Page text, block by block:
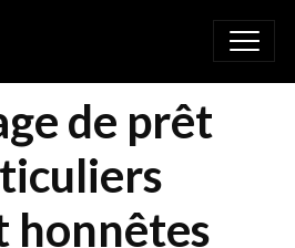
de prêt
honnêtes